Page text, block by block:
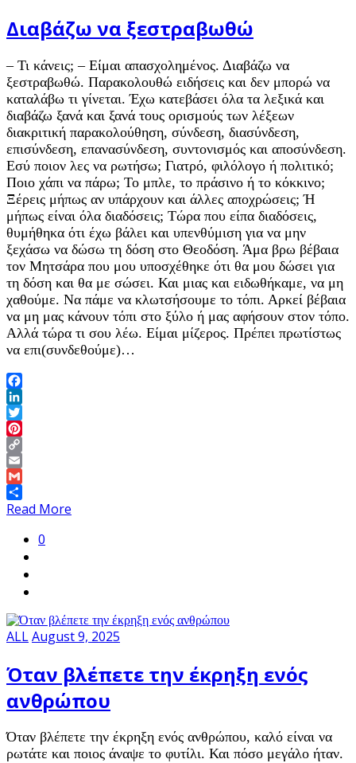
Διαβάζω να ξεστραβωθώ
– Τι κάνεις; – Είμαι απασχολημένος. Διαβάζω να
ξεστραβωθώ. Παρακολουθώ ειδήσεις και δεν μπορώ να
καταλάβω τι γίνεται. Έχω κατεβάσει όλα τα λεξικά και
διαβάζω ξανά και ξανά τους ορισμούς των λέξεων
διακριτική παρακολούθηση, σύνδεση, διασύνδεση,
επισύνδεση, επανασύνδεση, συντονισμός και αποσύνδεση.
Εσύ ποιον λες να ρωτήσω; Γιατρό, φιλόλογο ή πολιτικό;
Ποιο χάπι να πάρω; Το μπλε, το πράσινο ή το κόκκινο;
Ξέρεις μήπως αν υπάρχουν και άλλες αποχρώσεις; Ή
μήπως είναι όλα διαδόσεις; Τώρα που είπα διαδόσεις,
θυμήθηκα ότι έχω βάλει και υπενθύμιση για να μην
ξεχάσω να δώσω τη δόση στο Θεοδόση. Άμα βρω βέβαια
τον Μητσάρα που μου υποσχέθηκε ότι θα μου δώσει για
τη δόση και θα με σώσει. Και μιας και ειδωθήκαμε, να μη
χαθούμε. Να πάμε να κλωτσήσουμε το τόπι. Αρκεί βέβαια
να μη μας κάνουν τόπι στο ξύλο ή μας αφήσουν στον τόπο.
Αλλά τώρα τι σου λέω. Είμαι μίζερος. Πρέπει πρωτίστως
να επι(συνδεθούμε)…
Facebook
LinkedIn
Twitter
Pinterest
Copy
Link
Email
Gmail
Share
Read More
0
ALLAugust 9, 2025
Όταν βλέπετε την έκρηξη ενός
ανθρώπου
Όταν βλέπετε την έκρηξη ενός ανθρώπου, καλό είναι να
ρωτάτε και ποιος άναψε το φυτίλι. Και πόσο μεγάλο ήταν.